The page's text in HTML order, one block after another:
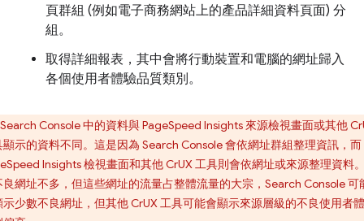
頁群組 (例如電子商務網站上的產品詳細資料頁面) 分
組。
取得詳細報表，其中會將行動裝置和電腦的網址歸入
各個使用者體驗品質類別。
Search Console 中的資料與 PageSpeed Insights 來源檢視畫面或其他
顯示的資料不同。這是因為 Search Console 會依網址群組整理資訊，而
Insights 檢視畫面和其他 CrUX 工具則會依網址或來源整理資料
良網址不多，但這些網址的流量占整體流量的大宗，Search Console 可
示少數不良網址，但其他 CrUX 工具可能會顯示來源層級的不良使用者